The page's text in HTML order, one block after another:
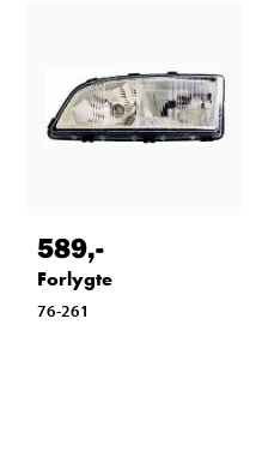
589,-
Forlygte
76-261